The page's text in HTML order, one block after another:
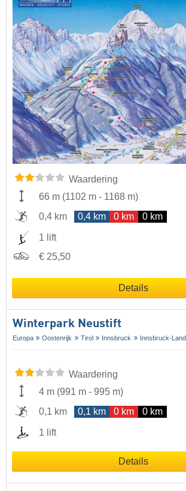
Waardering
66 m (1102 m - 1168 m)
0,4 km
0,4 km 0 km 0 km
1 lift
€ 25,50
Details
Winterpark Neustift
Europa Oostenrijk Tirol Innsbruck Innsbruck-Land
Waardering
4 m (991 m - 995 m)
0,1 km
0,1 km 0 km 0 km
1 lift
Details